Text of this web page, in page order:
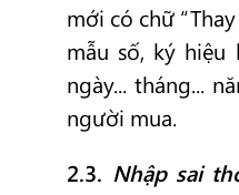
mới có chữ
mẫu số, ký hiệu
ngày... tháng...
người mua.
2.3. Nhập sai